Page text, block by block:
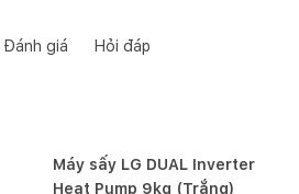
Đánh giá Hỏi đáp
Máy sấy LG DUAL Inverter
Heat Pump 9kg (Trắng)